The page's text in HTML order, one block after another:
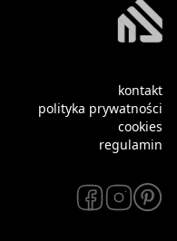
kontakt
polityka prywatności
cookies
regulamin